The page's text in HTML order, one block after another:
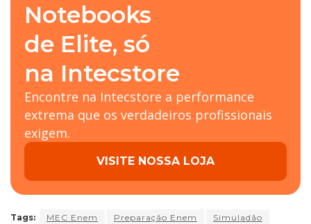
Notebooks
de Elite, só
na Intecstore
Encontre na Intecstore a performance
extrema que os verdadeiros profissionais
exigem.
VISITE NOSSA LOJA
Tags: MEC Enem Preparação Enem Simuladão